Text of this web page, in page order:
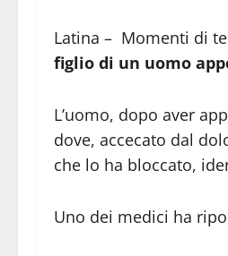
Latina – Momenti di
figlio di un uomo
L’uomo, dopo aver
dove, accecato dal
che lo ha bloccato,
Uno dei medici ha